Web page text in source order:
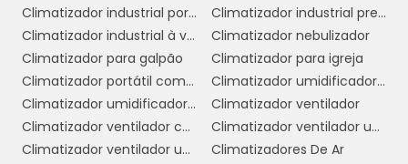
5. Sustentabilidade:
Ao não utilizar gases
refrigerantes prejudiciais ao meio ambiente e
consumir menos energia, os climatizadores
de ar são uma opção mais sustentável. Essa
característica é cada vez mais valorizada por
consumidores que buscam reduzir sua
pegada ecológica.
Climatizador industrial portátil
Climatizador industrial preço
Climatizador industrial à venda
Climatizador nebulizador
Climatizador para galpão
Climatizador para igreja
Climatizador portátil com água
Climatizador umidificador industrial
Climatizador umidificador ventilador
Climatizador ventilador
Climatizador ventilador com água
Climatizador ventilador umidificador de ar
Climatizador ventilador umidificador de parede a água
Climatizadores De Ar